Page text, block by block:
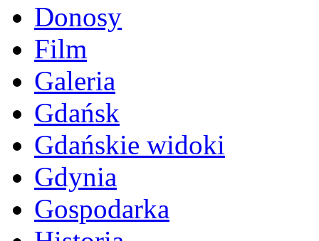
Donosy
Film
Galeria
Gdańsk
Gdańskie widoki
Gdynia
Gospodarka